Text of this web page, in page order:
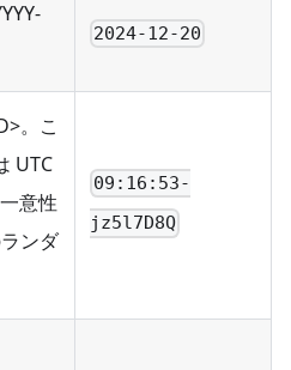
2024-12-20
。こ
UTC
意性
ンダ
09:16:53-
jz5l7D8Q